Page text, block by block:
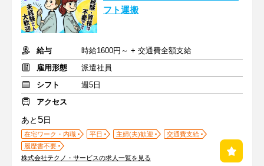
フト運搬
給与
時給1600円～ + 交通費全額支給
雇用形態
派遣社員
シフト
週5日
アクセス
あと 5日
在宅ワーク・内職 平日 主婦(夫)歓迎
交通費支給
履歴書不要
株式会社テクノ・サービスの求人一覧を見る